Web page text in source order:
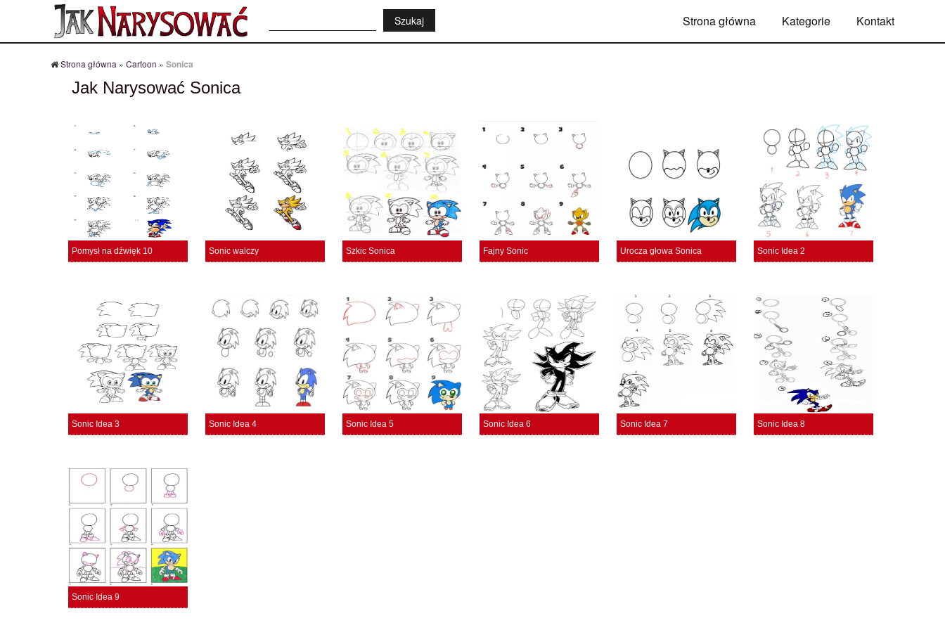
Strona główna Kategorie Kontakt
Strona główna » Cartoon » Sonica
Jak Narysować Sonica
Pomysł na dźwięk 10 Sonic walczy Szkic Sonica Fajny Sonic Urocza głowa Sonica Sonic Idea 2
Sonic Idea 3 Sonic Idea 4 Sonic Idea 5 Sonic Idea 6 Sonic Idea 7 Sonic Idea 8
Sonic Idea 9